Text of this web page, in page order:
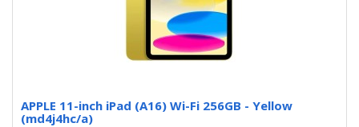
APPLE 11-inch iPad (A16) Wi-Fi 256GB - Yellow
(md4j4hc/a)